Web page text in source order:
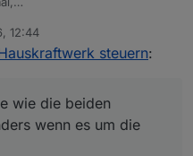
endlich die WB
den Pfad zum EVCC
den 1. LP (also die WB)
soweit zu funktionieren.
Frage wie die beiden
wenn es um die
je nach Einstellung,
im EVCC (roter Kreis), die ja
12:44
steuern:
wie die beiden
wenn es um die